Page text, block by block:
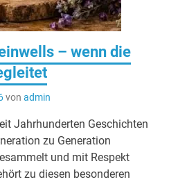
– wenn die
von admin
Jahrhunderten Geschichten
zu Generation
und mit Respekt
zu diesen besonderen